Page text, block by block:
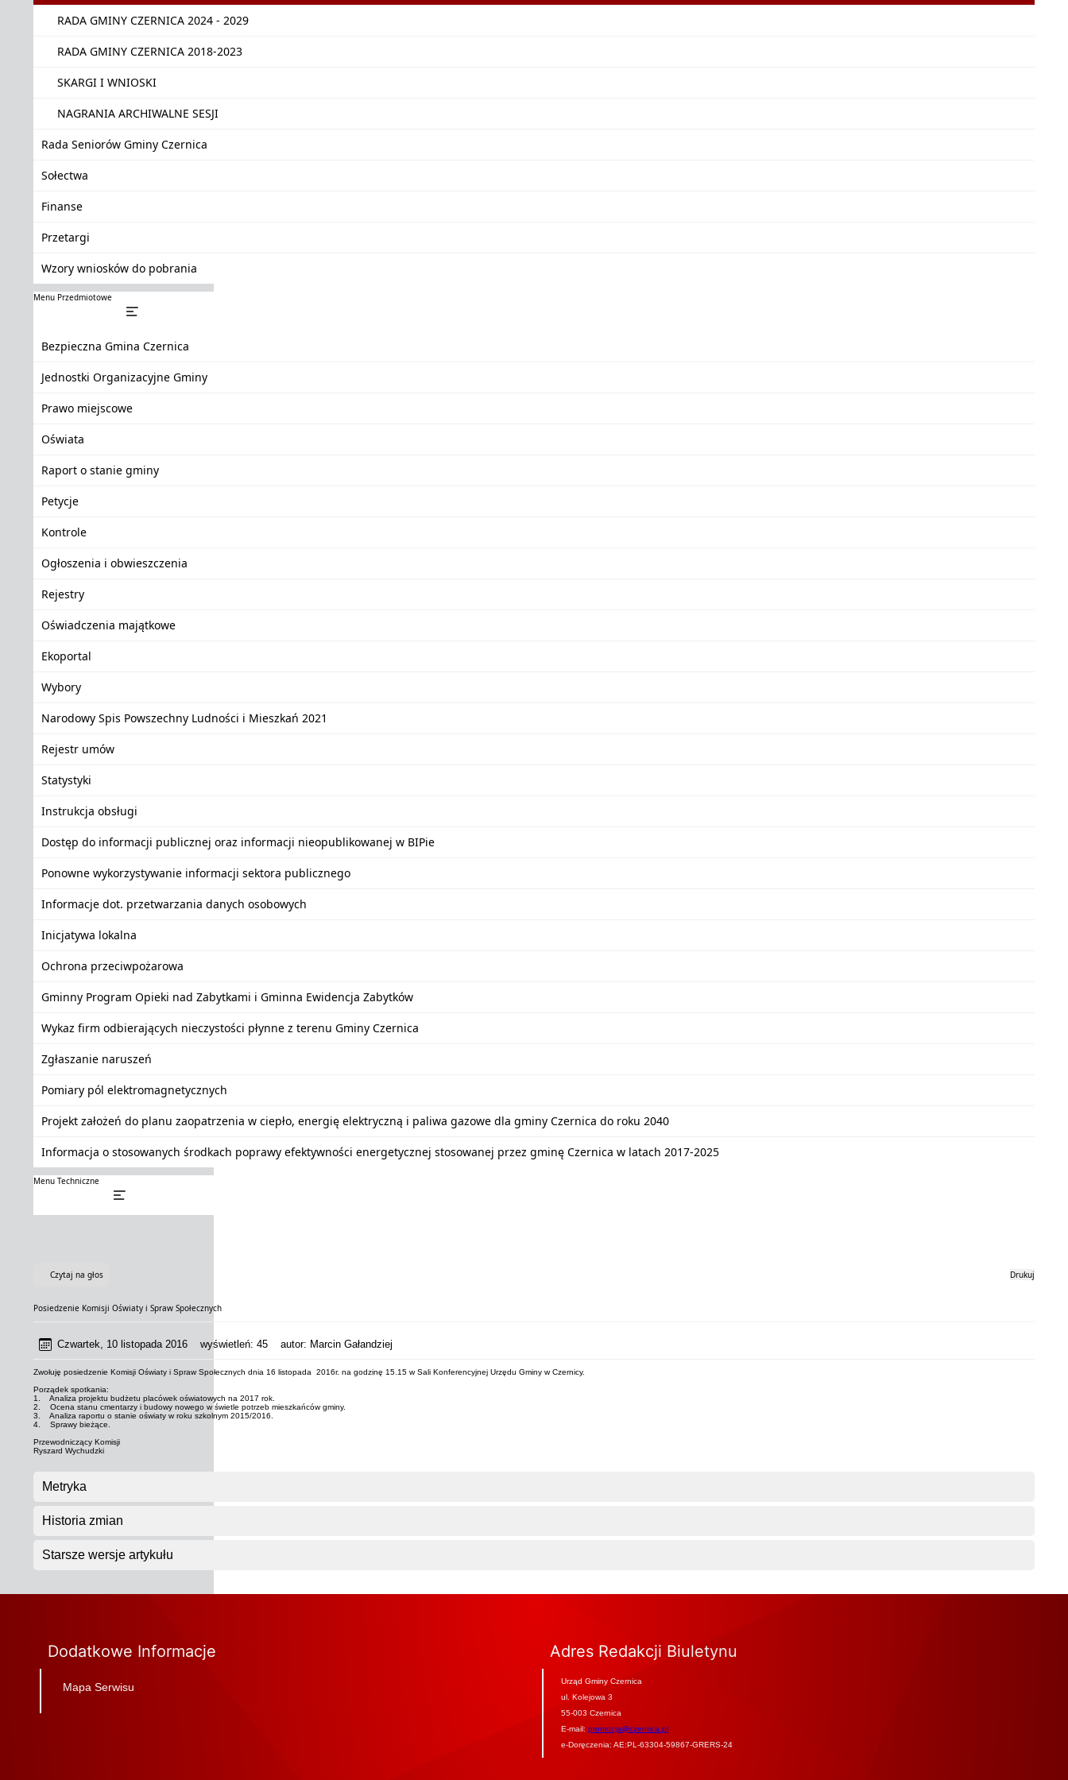
RADA GMINY CZERNICA 2024 - 2029
RADA GMINY CZERNICA 2018-2023
SKARGI I WNIOSKI
NAGRANIA ARCHIWALNE SESJI
Rada Seniorów Gminy Czernica
Sołectwa
Finanse
Przetargi
Wzory wniosków do pobrania
Menu Przedmiotowe
Bezpieczna Gmina Czernica
Jednostki Organizacyjne Gminy
Prawo miejscowe
Oświata
Raport o stanie gminy
Petycje
Kontrole
Ogłoszenia i obwieszczenia
Rejestry
Oświadczenia majątkowe
Ekoportal
Wybory
Narodowy Spis Powszechny Ludności i Mieszkań 2021
Rejestr umów
Statystyki
Instrukcja obsługi
Dostęp do informacji publicznej oraz informacji nieopublikowanej w BIPie
Ponowne wykorzystywanie informacji sektora publicznego
Informacje dot. przetwarzania danych osobowych
Inicjatywa lokalna
Ochrona przeciwpożarowa
Gminny Program Opieki nad Zabytkami i Gminna Ewidencja Zabytków
Wykaz firm odbierających nieczystości płynne z terenu Gminy Czernica
Zgłaszanie naruszeń
Pomiary pól elektromagnetycznych
Projekt założeń do planu zaopatrzenia w ciepło, energię elektryczną i paliwa gazowe dla gminy Czernica do roku 2040
Informacja o stosowanych środkach poprawy efektywności energetycznej stosowanej przez gminę Czernica w latach 2017-2025
Menu Techniczne
Czytaj na głos Drukuj
Posiedzenie Komisji Oświaty i Spraw Społecznych
Czwartek, 10 listopada 2016 wyświetleń: 45 autor: Marcin Gałandziej
Zwołuję posiedzenie Komisji Oświaty i Spraw Społecznych dnia 16 listopada 2016r. na godzinę 15.15 w Sali Konferencyjnej Urzędu Gminy w Czernicy.
Porządek spotkania:
1. Analiza projektu budżetu placówek oświatowych na 2017 rok.
2. Ocena stanu cmentarzy i budowy nowego w świetle potrzeb mieszkańców gminy.
3. Analiza raportu o stanie oświaty w roku szkolnym 2015/2016.
4. Sprawy bieżące.
Przewodniczący Komisji
Ryszard Wychudzki
Metryka
Historia zmian
Starsze wersje artykułu
Dodatkowe Informacje
Mapa Serwisu
Adres Redakcji Biuletynu
Urząd Gminy Czernica
ul. Kolejowa 3
55-003 Czernica
E-mail: promocja@czernica.pl
e-Doręczenia: AE:PL-63304-59867-GRERS-24